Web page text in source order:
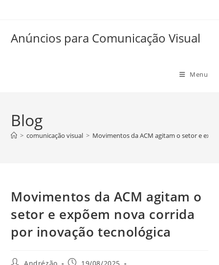
Anúncios para Comunicação Visual
Menu
Blog
> comunicação visual > Movimentos da ACM agitam o setor e
Movimentos da ACM agitam o
setor e expõem nova corrida
por inovação tecnológica